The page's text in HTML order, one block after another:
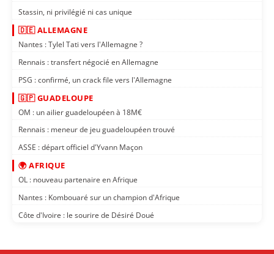
Stassin, ni privilégié ni cas unique
🇩🇪 ALLEMAGNE
Nantes : Tylel Tati vers l'Allemagne ?
Rennais : transfert négocié en Allemagne
PSG : confirmé, un crack file vers l'Allemagne
🇬🇵 GUADELOUPE
OM : un ailier guadeloupéen à 18M€
Rennais : meneur de jeu guadeloupéen trouvé
ASSE : départ officiel d'Yvann Maçon
🌍 AFRIQUE
OL : nouveau partenaire en Afrique
Nantes : Kombouaré sur un champion d'Afrique
Côte d'Ivoire : le sourire de Désiré Doué